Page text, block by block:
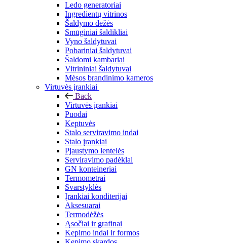
Ledo generatoriai
Ingredientų vitrinos
Šaldymo dežės
Smūginiai šaldikliai
Vyno šaldytuvai
Pobariniai šaldytuvai
Šaldomi kambariai
Vitrininiai šaldytuvai
Mėsos brandinimo kameros
Virtuvės įrankiai
Back
Virtuvės įrankiai
Puodai
Keptuvės
Stalo serviravimo indai
Stalo įrankiai
Pjaustymo lentelės
Serviravimo padėklai
GN konteineriai
Termometrai
Svarstyklės
Įrankiai konditerijai
Aksesuarai
Termodėžės
Ąsočiai ir grafinai
Kepimo indai ir formos